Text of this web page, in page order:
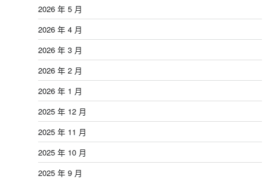
2026 年 5 月
2026 年 4 月
2026 年 3 月
2026 年 2 月
2026 年 1 月
2025 年 12 月
2025 年 11 月
2025 年 10 月
2025 年 9 月